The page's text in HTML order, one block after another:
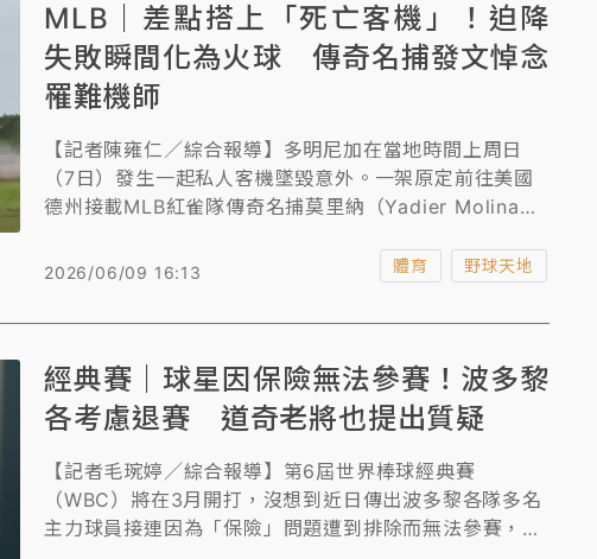
MLB｜差點搭上「死亡客機」！迫降
失敗瞬間化為火球 傳奇名捕發文悼念
罹難機師
【記者陳雍仁／綜合報導】多明尼加在當地時間上周日
（7日）發生一起私人客機墜毀意外。一架原定前往美國
德州接載MLB紅雀隊傳奇名捕莫里納（Yadier Molina）
試圖緊急迫降，結果不幸失控墜毀並引發猛烈大火，機上
2026/06/09 16:13 體育 野球天地
經典賽｜球星因保險無法參賽！波多黎
各考慮退賽 道奇老將也提出質疑
【記者毛琬婷／綜合報導】第6屆世界棒球經典賽
（WBC）將在3月開打，沒想到近日傳出波多黎各隊多名
主力球員接連因為「保險」問題遭到排除而無法參賽，讓